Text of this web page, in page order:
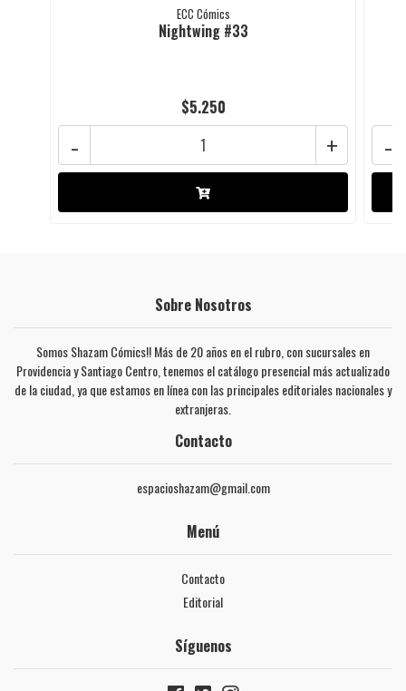
ECC Cómics
Nightwing #33
$5.250
+
- -
Sobre Nosotros
Somos Shazam Cómics!! Más de 20 años en el rubro, con sucursales en
Providencia y Santiago Centro, tenemos el catálogo presencial más actualizado
de la ciudad, ya que estamos en línea con las principales editoriales nacionales y
extranjeras.
Contacto
espacioshazam@gmail.com
Menú
Contacto
Editorial
Síguenos